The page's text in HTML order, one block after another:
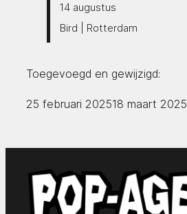
14 augustus
Bird | Rotterdam
Toegevoegd en gewijzigd:
25 februari 202518 maart 2025